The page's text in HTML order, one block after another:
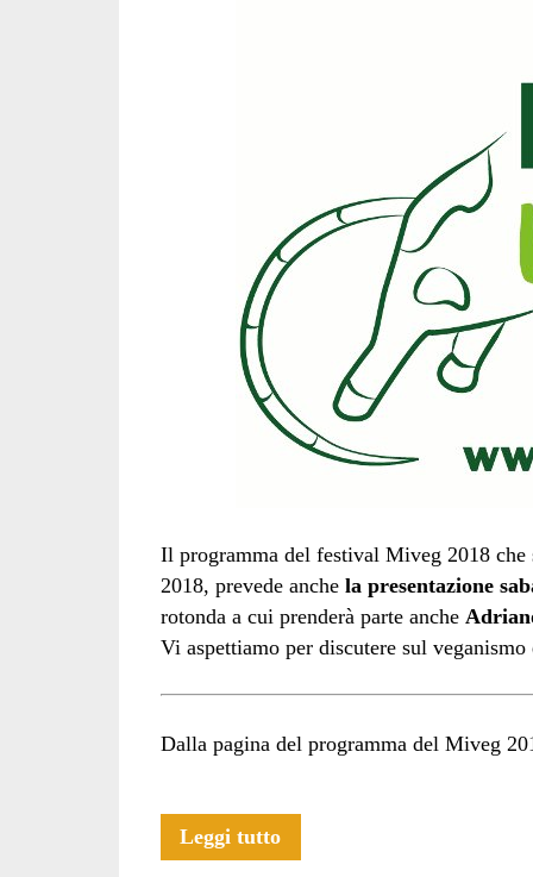
essere</span>
Il programma del festival Miveg 2018 che
2018, prevede anche la presentazione
rotonda a cui prenderà parte anche
Vi aspettiamo per discutere sul
Dalla pagina del programma del Miveg
Leggi tuttoCi